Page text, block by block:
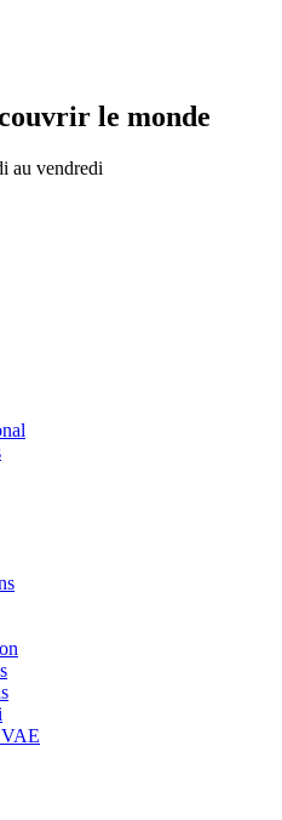
le monde
au vendredi
VAE